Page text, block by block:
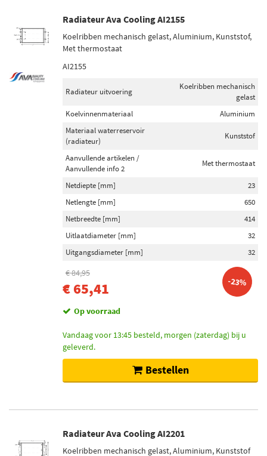
Radiateur Ava Cooling AI2155
Koelribben mechanisch gelast, Aluminium, Kunststof,
Met thermostaat
AI2155
Radiateur uitvoering
Koelribben mechanisch
gelast
Koelvinnenmateriaal
Aluminium
Materiaal waterreservoir
(radiateur)
Kunststof
Aanvullende artikelen /
Aanvullende info 2
Met thermostaat
Netdiepte [mm]
23
Netlengte [mm]
650
Netbreedte [mm]
414
Uitlaatdiameter [mm]
32
Uitgangsdiameter [mm]
32
€ 84,95
€ 65,41 -23%
Op voorraad
Vandaag voor 13:45 besteld, morgen (zaterdag) bij u
geleverd.
Bestellen
Radiateur Ava Cooling AI2201
Koelribben mechanisch gelast, Aluminium, Kunststof